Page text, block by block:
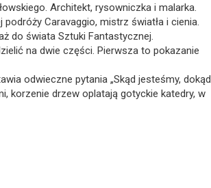
Architekt, rysowniczka i malarka.
Caravaggio, mistrz światła i cienia.
do świata Sztuki Fantastycznej.
na dwie części. Pierwsza to pokazanie
odwieczne pytania „Skąd jesteśmy, dokąd
korzenie drzew oplatają gotyckie katedry, w